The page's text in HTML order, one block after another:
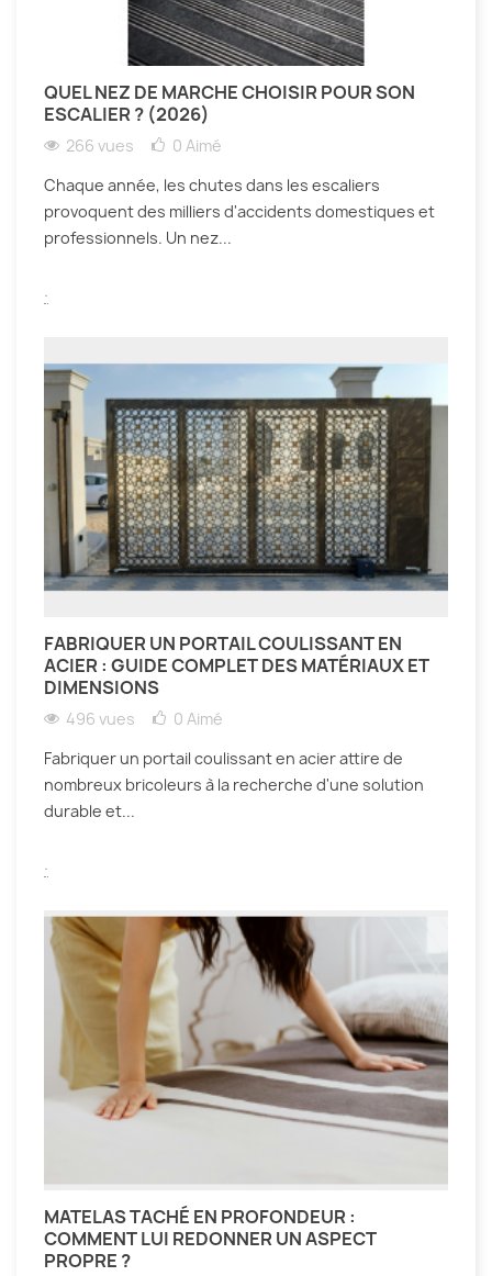
QUEL NEZ DE MARCHE CHOISIR POUR SON
ESCALIER ? (2026)
266 vues 0 Aimé
Chaque année, les chutes dans les escaliers
provoquent des milliers d'accidents domestiques et
professionnels. Un nez...
.
FABRIQUER UN PORTAIL COULISSANT EN
ACIER : GUIDE COMPLET DES MATÉRIAUX ET
DIMENSIONS
496 vues 0 Aimé
Fabriquer un portail coulissant en acier attire de
nombreux bricoleurs à la recherche d'une solution
durable et...
.
MATELAS TACHÉ EN PROFONDEUR :
COMMENT LUI REDONNER UN ASPECT
PROPRE ?